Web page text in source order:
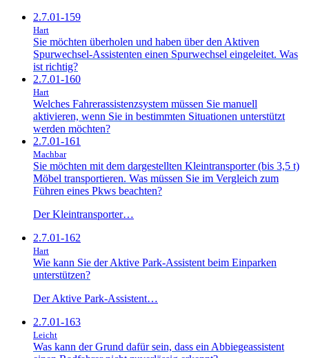
2.7.01-159
Hart
Sie möchten überholen und haben über den Aktiven
Spurwechsel-Assistenten einen Spurwechsel eingeleitet. Was
ist richtig?
2.7.01-160
Hart
Welches Fahrerassistenzsystem müssen Sie manuell
aktivieren, wenn Sie in bestimmten Situationen unterstützt
werden möchten?
2.7.01-161
Machbar
Sie möchten mit dem dargestellten Kleintransporter (bis 3,5 t)
Möbel transportieren. Was müssen Sie im Vergleich zum
Führen eines Pkws beachten?
Der Kleintransporter…
2.7.01-162
Hart
Wie kann Sie der Aktive Park-Assistent beim Einparken
unterstützen?
Der Aktive Park-Assistent…
2.7.01-163
Leicht
Was kann der Grund dafür sein, dass ein Abbiegeassistent